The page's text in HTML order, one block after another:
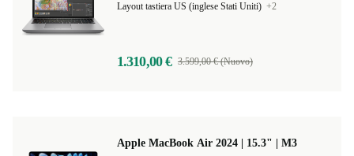
Layout tastiera US (inglese Stati Uniti) +2
1.310,00 € 3.599,00 € (Nuovo)
Apple MacBook Air 2024 | 15.3" | M3